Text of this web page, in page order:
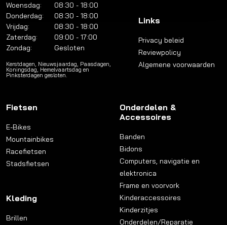
Woensdag:
08:30 - 18:00
Donderdag:
08:30 - 18:00
Vrijdag:
08:30 - 18:00
Zaterdag:
09:00 - 17:00
Zondag:
Gesloten
Kerstdagen, Nieuwsjaardag, Paasdagen,
Koningsdag, Hemelvaartsdag en
Pinksterdagen gesloten.
Links
Privacy beleid
Reviewpolicy
Algemene voorwaarden
Fietsen
E-Bikes
Mountainbikes
Racefietsen
Stadsfietsen
Kleding
Brillen
Onderdelen &
Accessoires
Banden
Bidons
Computers, navigatie en
elektronica
Frame en voorvork
Kinderaccessoires
Kinderzitjes
Onderdelen/Reparatie